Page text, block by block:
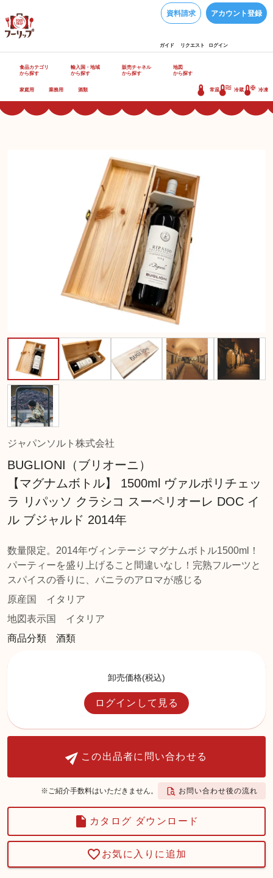
資料請求 アカウント登録
ガイド リクエスト ログイン
食品カテゴリ
から探す
輸入国・地域
から探す
販売チャネル
から探す
地図
から探す
家庭用 業務用 酒類 常温 冷蔵 冷凍
ジャパンソルト株式会社
BUGLIONI（ブリオーニ）
【マグナムボトル】 1500ml ヴァルポリチェッ
ラ リパッソ クラシコ スーペリオーレ DOC イ
ル ブジャルド 2014年
数量限定。2014年ヴィンテージ マグナムボトル1500ml！
パーティーを盛り上げること間違いなし！完熟フルーツと
スパイスの香りに、バニラのアロマが感じる
原産国
イタリア
地図表示国
イタリア
商品分類 酒類
卸売価格(税込)
ログインして見る
この出品者に問い合わせる
※ご紹介手数料はいただきません。 お問い合わせ後の流れ
カタログ ダウンロード
お気に入りに追加